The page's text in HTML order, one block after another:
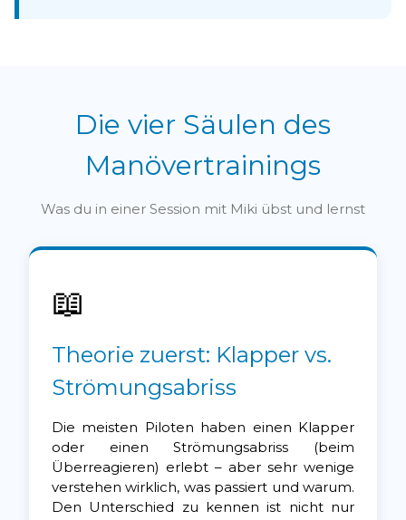
Die vier Säulen des
Manövertrainings
Was du in einer Session mit Miki übst und lernst
📖
Theorie zuerst: Klapper vs.
Strömungsabriss
Die meisten Piloten haben einen Klapper
oder einen Strömungsabriss (beim
Überreagieren) erlebt – aber sehr wenige
verstehen wirklich, was passiert und warum.
Den Unterschied zu kennen ist nicht nur